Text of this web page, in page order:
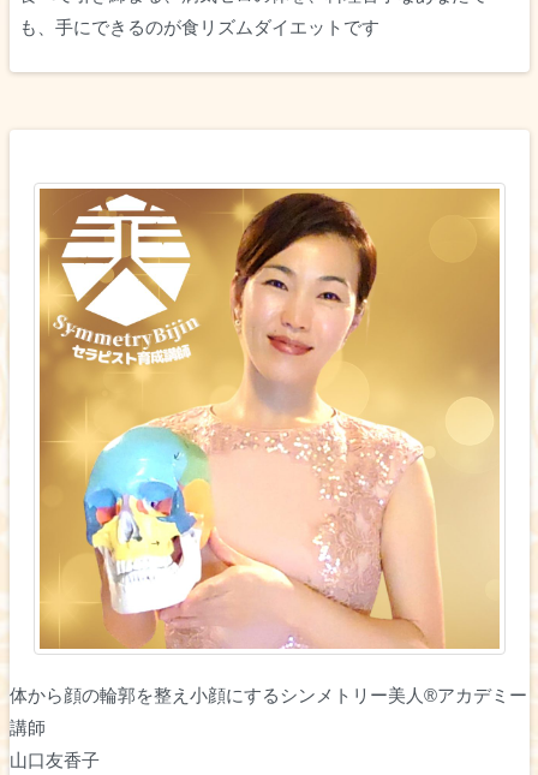
も、手にできるのが食リズムダイエットです
体から顔の輪郭を整え小顔にするシンメトリー美人®︎アカデミー
講師
山口友香子